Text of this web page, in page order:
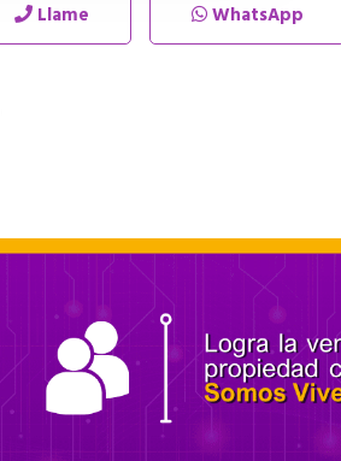
Llame WhatsApp